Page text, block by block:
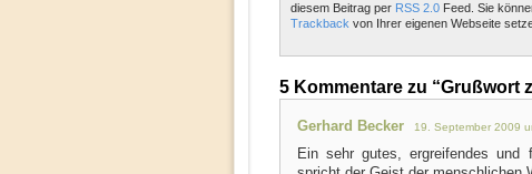
diesem Beitrag per RSS 2.0Feed. Sie
Trackback von Ihrer eigenen Webseite
5 Kommentare zu “Grußwort
Gerhard Becker 19. September 2009
Ein sehr gutes, ergreifendes